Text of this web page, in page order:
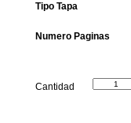
Tipo Tapa
Numero Paginas
Cantidad